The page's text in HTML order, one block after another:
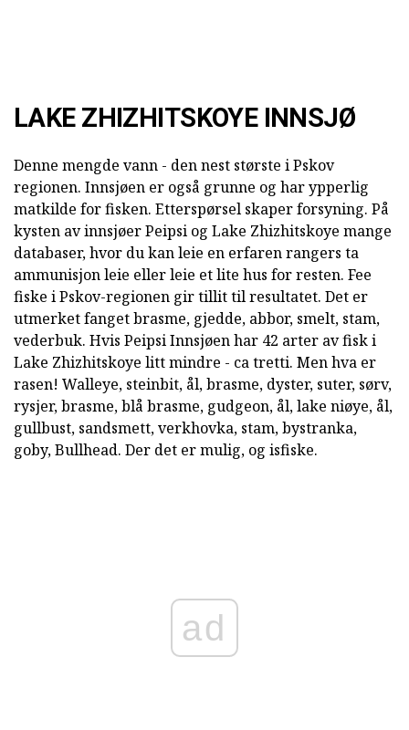
LAKE ZHIZHITSKOYE INNSJØ
Denne mengde vann - den nest største i Pskov
regionen. Innsjøen er også grunne og har ypperlig
matkilde for fisken. Etterspørsel skaper forsyning. På
kysten av innsjøer Peipsi og Lake Zhizhitskoye mange
databaser, hvor du kan leie en erfaren rangers ta
ammunisjon leie eller leie et lite hus for resten. Fee
fiske i Pskov-regionen gir tillit til resultatet. Det er
utmerket fanget brasme, gjedde, abbor, smelt, stam,
vederbuk. Hvis Peipsi Innsjøen har 42 arter av fisk i
Lake Zhizhitskoye litt mindre - ca tretti. Men hva er
rasen! Walleye, steinbit, ål, brasme, dyster, suter, sørv,
rysjer, brasme, blå brasme, gudgeon, ål, lake niøye, ål,
gullbust, sandsmett, verkhovka, stam, bystranka,
goby, Bullhead. Der det er mulig, og isfiske.
ad